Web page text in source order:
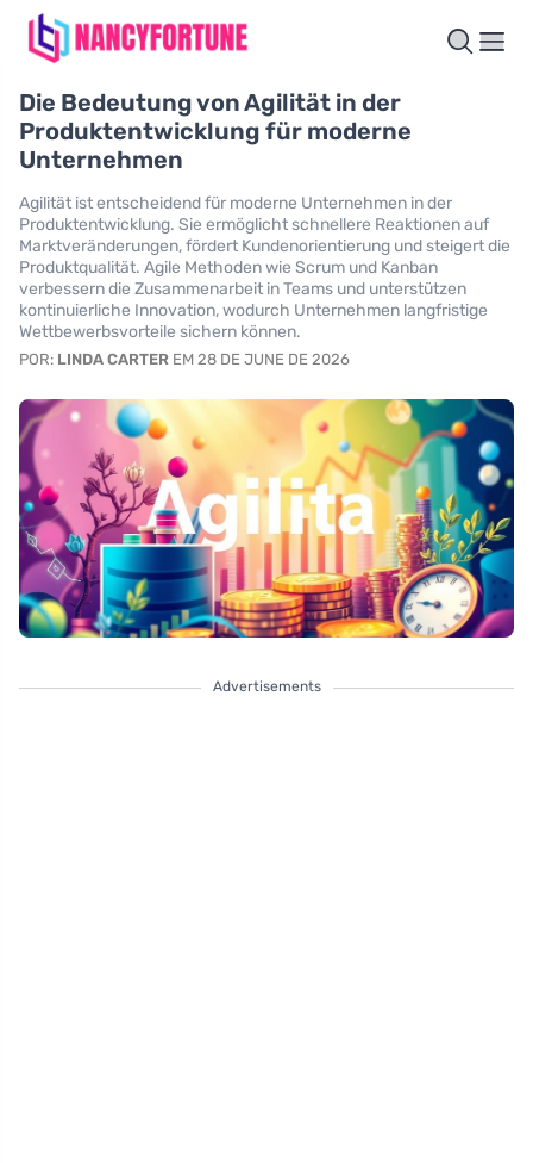
Die Bedeutung von Agilität in der
Produktentwicklung für moderne
Unternehmen
Agilität ist entscheidend für moderne Unternehmen in der
Produktentwicklung. Sie ermöglicht schnellere Reaktionen auf
Marktveränderungen, fördert Kundenorientierung und steigert die
Produktqualität. Agile Methoden wie Scrum und Kanban
verbessern die Zusammenarbeit in Teams und unterstützen
kontinuierliche Innovation, wodurch Unternehmen langfristige
Wettbewerbsvorteile sichern können.
POR: LINDA CARTER EM 28 DE JUNE DE 2026
Advertisements